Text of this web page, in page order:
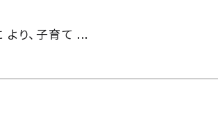
り、子育て ...